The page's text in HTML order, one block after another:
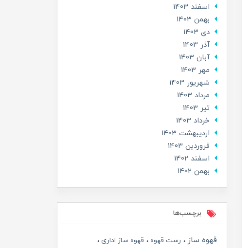
اسفند 1403
بهمن 1403
دی 1403
آذر 1403
آبان 1403
مهر 1403
شهریور 1403
مرداد 1403
تير 1403
خرداد 1403
ارديبهشت 1403
فروردین 1403
اسفند 1402
بهمن 1402
برچسب‌ها
قهوه ساز رست قهوه
قهوه ساز اداری